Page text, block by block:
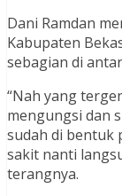
Dani Ramdan
Kabupaten
sebagian di
“Nah yang
mengungsi dan
sudah di bentuk
sakit nanti
terangnya.